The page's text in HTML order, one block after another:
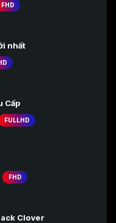
FHD
nhất
Cấp
FULLHD
FHD
Clover